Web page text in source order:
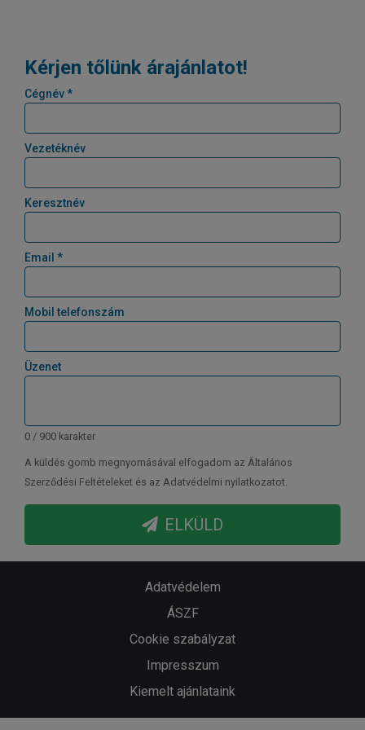
Kérjen tőlünk árajánlatot!
Cégnév *
Vezetéknév
Keresztnév
Email *
Mobil telefonszám
Üzenet
0 / 900 karakter
A küldés gomb megnyomásával elfogadom az Általános
Szerződési Feltételeket és az Adatvédelmi nyilatkozatot.
ELKÜLD
Adatvédelem
ÁSZF
Cookie szabályzat
Impresszum
Kiemelt ajánlataink